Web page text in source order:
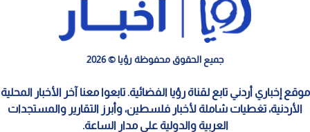
جميع الحقوق محفوظة رؤيا © 2026
موقع إخباري أردني تابع لقناة رؤيا الفضائية. تابعوا معنا آخر الأخبار المحلية
الأردنية، تغطيات شاملة لأخبار فلسطين، وأبرز التقارير والمستجدات
العربية والدولية على مدار الساعة.